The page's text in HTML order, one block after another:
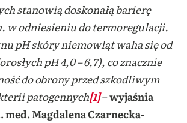
stanowią doskonałą barierę
w odniesieniu do termoregulacji.
pH skóry niemowląt waha się od
pH 4,0 – 6,7), co znacznie
do obrony przed szkodliwym
patogennych[1]– wyjaśnia
Magdalena Czarnecka-